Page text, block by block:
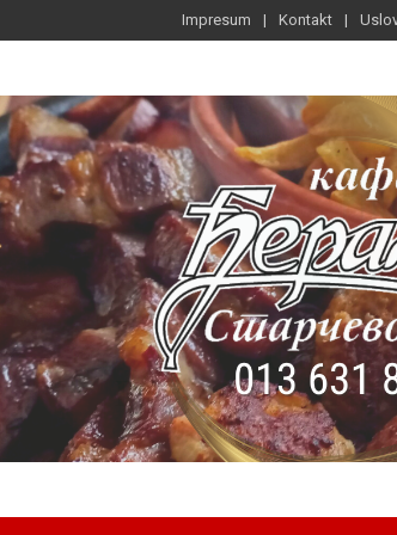
Impresum Kontakt